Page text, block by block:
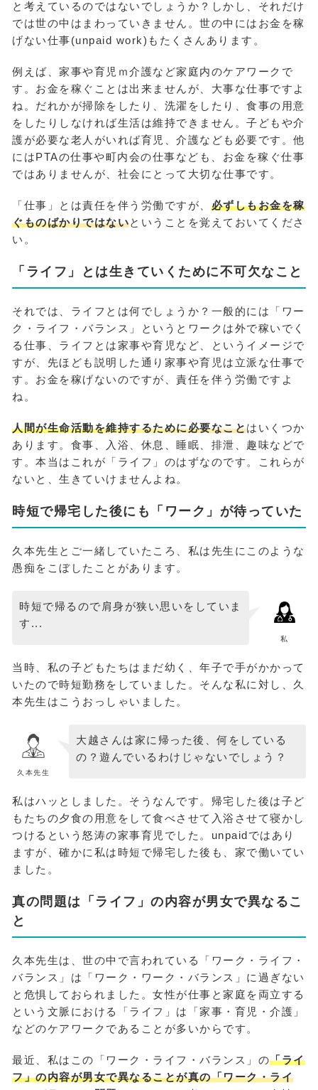
と考えているのではないでしょうか？しかし、それだけ
では世の中はまわっていきません。世の中にはお金を稼
げない仕事(unpaid work)もたくさんあります。
例えば、家事や育児ｍ介護など家庭内のケアワークで
す。お金を稼ぐことは出来ませんが、大事な仕事ですよ
ね。だれかが掃除をしたり、洗濯をしたり、食事の用意
をしたりしなければ生活は維持できません。子どもや介
護が必要な老人がいれば育児、介護なども必要です。他
にはPTAの仕事や町内会の仕事なども、お金を稼ぐ仕事
ではありませんが、社会にとって大切な仕事です。
「仕事」とは責任を伴う労働ですが、 必ずしもお金を稼
ぐものばかりではないということを覚えておいてくださ
い。
「ライフ」とは生きていくために不可欠なこと
それでは、ライフとは何でしょうか？一般的には「ワー
ク・ライフ・バランス」というとワークは外で稼いでく
る仕事、ライフとは家事や育児など、というイメージで
すが、先ほども説明した通り家事や育児は立派な仕事で
す。お金を稼げないのですが、責任を伴う労働ですよ
ね。
人間が生命活動を維持するために必要なことはいくつか
あります。食事、入浴、休息、睡眠、排泄、趣味などで
す。本当はこれが「ライフ」のはずなのです。これらが
ないと、生きていけませんよね。
時短で帰宅した後にも「ワーク」が待っていた
久本先生とご一緒していたころ、私は先生にこのような
愚痴をこぼしたことがあります。
時短で帰るので肩身が狭い思いをしていま
す...
私
当時、私の子どもたちはまだ幼く、年子で手がかかって
いたので時短勤務をしていました。そんな私に対し、久
本先生はこうおっしゃいました。
久本先生
大越さんは家に帰った後、何をしている
の？遊んでいるわけじゃないでしょう？
私はハッとしました。そうなんです。帰宅した後は子ど
もたちの夕食の用意をして食べさせて入浴させて寝かし
つけるという怒涛の家事育児でした。unpaidではあり
ますが、確かに私は時短で帰宅した後も、家で働いてい
ました。
真の問題は「ライフ」の内容が男女で異なるこ
と
久本先生は、世の中で言われている「ワーク・ライフ・
バランス」は「ワーク・ワーク・バランス」に過ぎない
と危惧しておられました。女性が仕事と家庭を両立する
という文脈における「ライフ」は「家事・育児・介護」
などのケアワークであることが多いからです。
最近、私はこの「ワーク・ライフ・バランス」の「ライ
フ」の内容が男女で異なることが真の「ワーク・ライ